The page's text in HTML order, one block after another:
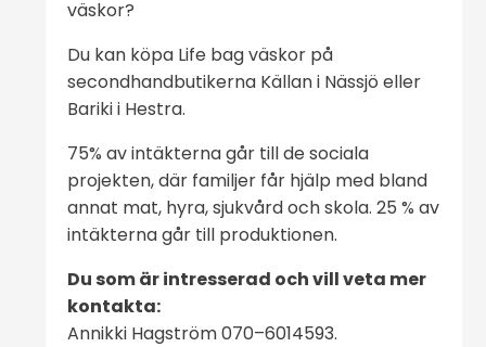
väskor?
Du kan köpa Life bag väskor på
secondhandbutikerna Källan i Nässjö eller
Bariki i Hestra.
75% av intäkterna går till de sociala
projekten, där familjer får hjälp med bland
annat mat, hyra, sjukvård och skola. 25 % av
intäkterna går till produktionen.
Du som är intresserad och vill veta mer
kontakta:
Annikki Hagström 070–6014593.